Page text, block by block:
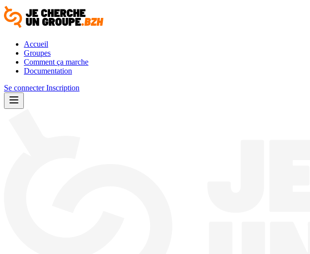
Accueil
Groupes
Comment ça marche
Documentation
Se connecterInscription